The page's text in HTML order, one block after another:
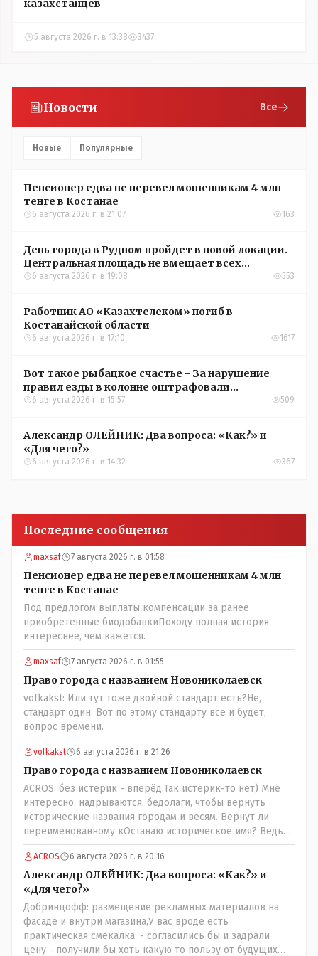
казахстанцев
5 августа 2026 г. в 13:38 3437
Новости Все
Новые Популярные
Пенсионер едва не перевел мошенникам 4 млн
тенге в Костанае
6 августа 2026 г. в 21:07 163
День города в Рудном пройдет в новой локации.
Центральная площадь не вмещает всех
желающих
6 августа 2026 г. в 19:08 553
Работник АО «Казахтелеком» погиб в
Костанайской области
6 августа 2026 г. в 17:10 1617
Вот такое рыбацкое счастье - За нарушение
правил езды в колонне оштрафовали
участников соревнований в Аркалыке
6 августа 2026 г. в 15:57 509
Александр ОЛЕЙНИК: Два вопроса: «Как?» и
«Для чего?»
6 августа 2026 г. в 14:32 367
Последние сообщения
maxsaf 7 августа 2026 г. в 01:58
Пенсионер едва не перевел мошенникам 4 млн
тенге в Костанае
Под предлогом выплаты компенсации за ранее
приобретенные биодобавкиПоходу полная история
интереснее, чем кажется.
maxsaf 7 августа 2026 г. в 01:55
Право города с названием Новониколаевск
vofkakst: Или тут тоже двойной стандарт есть?Не,
стандарт один. Вот по этому стандарту всё и будет,
вопрос времени.
vofkakst 6 августа 2026 г. в 21:26
Право города с названием Новониколаевск
ACROS: без истерик - вперёд.Так истерик-то нет) Мне
интересно, надрываются, бедолаги, чтобы вернуть
исторические названия городам и весям. Вернут ли
переименованному кОстанаю историческое имя? Ведь
для этого же эти она.. ономасты существуют)) Или тут
тоже двойной стандарт есть?
ACROS 6 августа 2026 г. в 20:16
Александр ОЛЕЙНИК: Два вопроса: «Как?» и
«Для чего?»
Добринцофф: размещение рекламных материалов на
фасаде и внутри магазина,У вас вроде есть
практическая смекалка: - согласились бы и задрали
цену - получили бы хоть какую то пользу от будущих